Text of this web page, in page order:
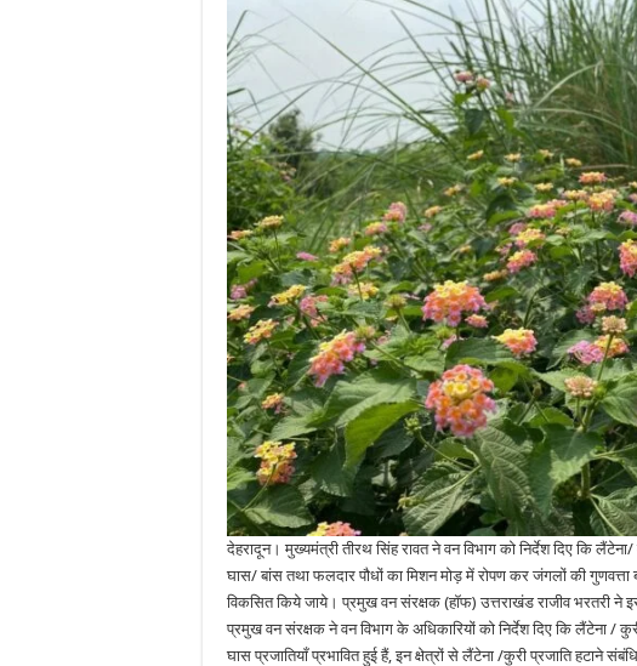
देहरादून। मुख्यमंत्री तीरथ सिंह रावत ने वन विभाग को निर्देश दिए कि
घास/ बांस तथा फलदार पौधों का मिशन मोड़ में रोपण कर जंगलों की
विकसित किये जाये। प्रमुख वन संरक्षक (हॉफ) उत्तराखंड राजीव भरतरी ने
प्रमुख वन संरक्षक ने वन विभाग के अधिकारियों को निर्देश दिए कि लैंटेना /
घास प्रजातियाँ प्रभावित हुई हैं, इन क्षेत्रों से लैंटेना /कुरी प्रजाति हटाने